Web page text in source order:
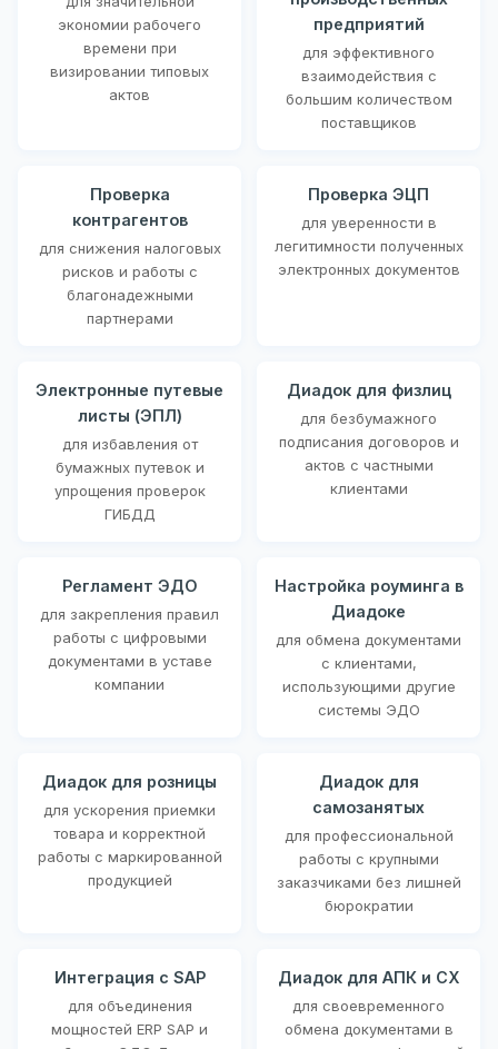
экономии рабочего
времени при
визировании типовых
актов
предприятий
для эффективного
взаимодействия с
большим количеством
поставщиков
Проверка
контрагентов
для снижения налоговых
рисков и работы с
благонадежными
партнерами
Проверка ЭЦП
для уверенности в
легитимности полученных
электронных документов
Электронные путевые
листы (ЭПЛ)
для избавления от
бумажных путевок и
упрощения проверок
ГИБДД
Диадок для физлиц
для безбумажного
подписания договоров и
актов с частными
клиентами
Регламент ЭДО
для закрепления правил
работы с цифровыми
документами в уставе
компании
Настройка роуминга в
Диадоке
для обмена документами
с клиентами,
использующими другие
системы ЭДО
Диадок для розницы
для ускорения приемки
товара и корректной
работы с маркированной
продукцией
Диадок для
самозанятых
для профессиональной
работы с крупными
заказчиками без лишней
бюрократии
Интеграция с SAP
для объединения
мощностей ERP SAP и
Диадок для АПК и СХ
для своевременного
обмена документами в